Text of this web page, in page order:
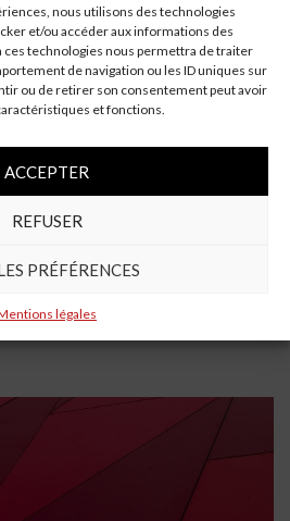
nous utilisons des technologies
et/ou accéder aux informations des
ces technologies nous permettra de traiter
de navigation ou les ID uniques sur
ou de retirer son consentement peut avoir
et fonctions.
ACCEPTER
REFUSER
PRÉFÉRENCES
légales
ensemble pour naviguer dans
L’avenir de l’industrie
sa capacité à s’adapter aux
et environnementales.
après la liquidation de
Français et Européens dans la
de milliers d’emplois menacés